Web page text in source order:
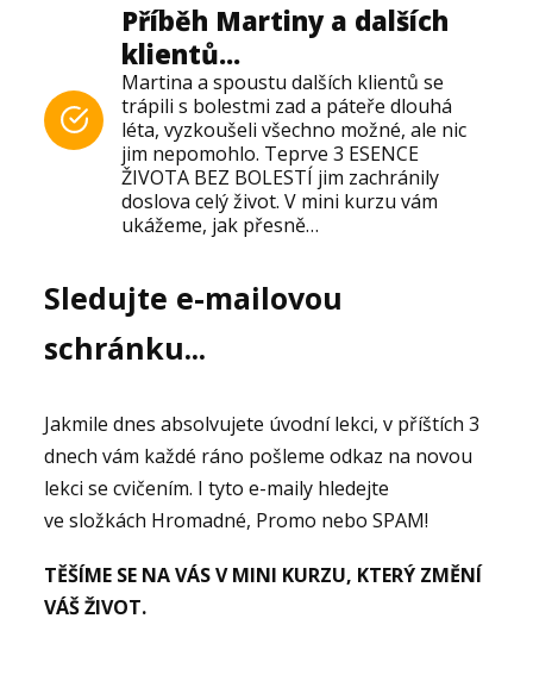
Příběh Martiny a dalších
klientů...
Martina a spoustu dalších klientů se
trápili s bolestmi zad a páteře dlouhá
léta, vyzkoušeli všechno možné, ale nic
jim nepomohlo. Teprve 3 ESENCE
ŽIVOTA BEZ BOLESTÍ jim zachránily
doslova celý život. V mini kurzu vám
ukážeme, jak přesně…
Sledujte e-mailovou
schránku...
Jakmile dnes absolvujete úvodní lekci, v příštích 3
dnech vám každé ráno pošleme odkaz na novou
lekci se cvičením. I tyto e-maily hledejte
ve složkách Hromadné, Promo nebo SPAM!
TĚŠÍME SE NA VÁS V MINI KURZU, KTERÝ ZMĚNÍ
VÁŠ ŽIVOT.